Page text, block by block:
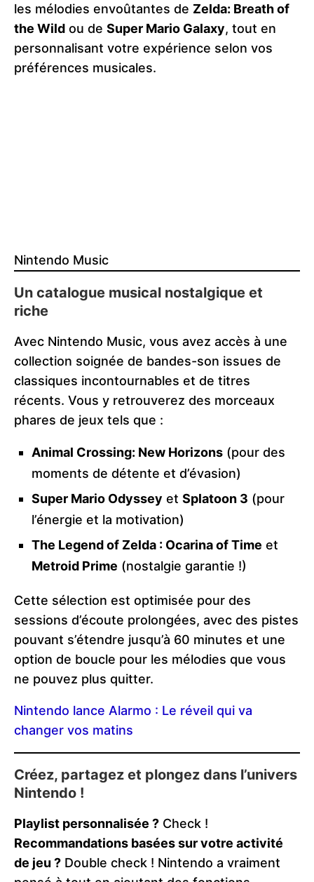
les mélodies envoûtantes de Zelda: Breath of
the Wild ou de Super Mario Galaxy, tout en
personnalisant votre expérience selon vos
préférences musicales.
Nintendo Music
Un catalogue musical nostalgique et
riche
Avec Nintendo Music, vous avez accès à une
collection soignée de bandes-son issues de
classiques incontournables et de titres
récents. Vous y retrouverez des morceaux
phares de jeux tels que :
Animal Crossing: New Horizons (pour des
moments de détente et d’évasion)
Super Mario Odyssey et Splatoon 3 (pour
l’énergie et la motivation)
The Legend of Zelda : Ocarina of Time et
Metroid Prime (nostalgie garantie !)
Cette sélection est optimisée pour des
sessions d’écoute prolongées, avec des pistes
pouvant s’étendre jusqu’à 60 minutes et une
option de boucle pour les mélodies que vous
ne pouvez plus quitter.
Nintendo lance Alarmo : Le réveil qui va
changer vos matins
Créez, partagez et plongez dans l’univers
Nintendo !
Playlist personnalisée ? Check !
Recommandations basées sur votre activité
de jeu ? Double check ! Nintendo a vraiment